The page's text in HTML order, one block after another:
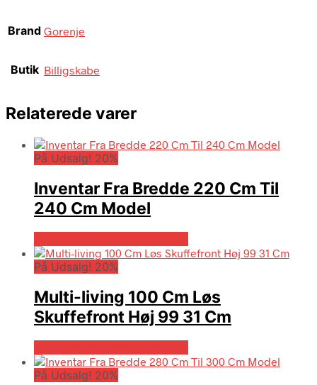
Brand Gorenje
Butik Billigskabe
Relaterede varer
På Udsalg! 20%
Inventar Fra Bredde 220 Cm Til
240 Cm Model
På Udsalg! 20%
Multi-living 100 Cm Løs
Skuffefront Høj 99 31 Cm
På Udsalg! 20%